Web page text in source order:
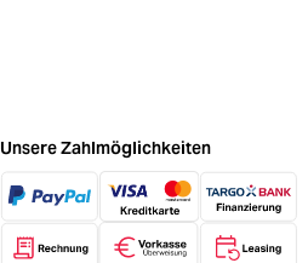
Unsere Zahlmöglichkeiten